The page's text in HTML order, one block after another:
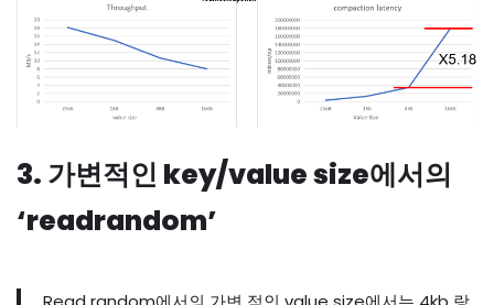
3. 가변적인 key/value size에서의
‘readrandom’